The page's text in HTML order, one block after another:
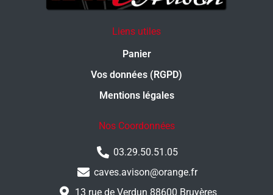
Liens utiles
Panier
Vos données (RGPD)
Mentions légales
Nos Coordonnées
03.29.50.51.05
caves.avison@orange.fr
13 rue de Verdun 88600 Bruyères